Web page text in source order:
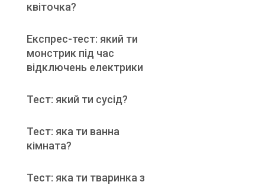
квіточка?
Експрес-тест: який ти
монстрик під час
відключень електрики
Тест: який ти сусід?
Тест: яка ти ванна
кімната?
Тест: яка ти тваринка з